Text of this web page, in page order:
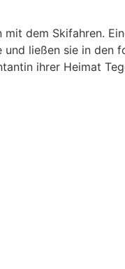
dem Skifahren.
ließen sie in den
ihrer Heimat